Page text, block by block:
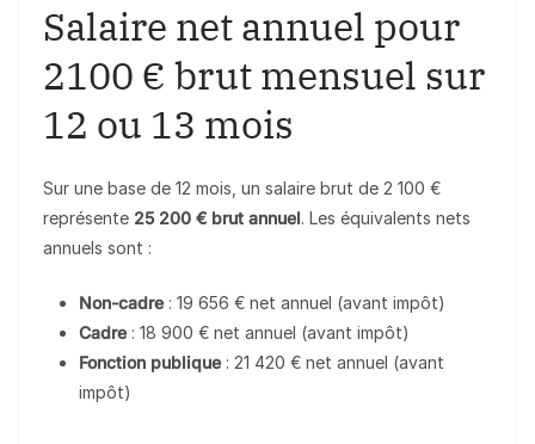
Salaire net annuel pour
2100 € brut mensuel sur
12 ou 13 mois
Sur une base de 12 mois, un salaire brut de 2 100 €
représente 25 200 € brut annuel. Les équivalents nets
annuels sont :
Non-cadre: 19 656 € net annuel (avant impôt)
Cadre: 18 900 € net annuel (avant impôt)
Fonction publique: 21 420 € net annuel (avant
impôt)